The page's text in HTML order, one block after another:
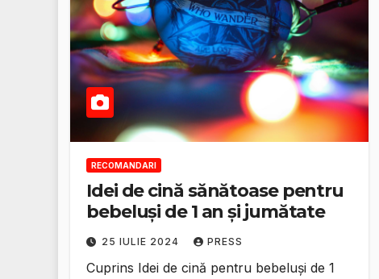
RECOMANDARI
Idei de cină sănătoase pentru
bebeluși de 1 an și jumătate
25 IULIE 2024 PRESS
Cuprins Idei de cină pentru bebeluși de 1